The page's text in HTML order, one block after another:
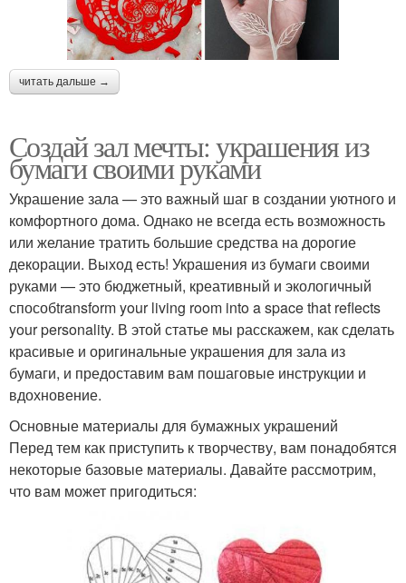
читать дальше →
Создай зал мечты: украшения из
бумаги своими руками
Украшение зала — это важный шаг в создании уютного и
комфортного дома. Однако не всегда есть возможность
или желание тратить большие средства на дорогие
декорации. Выход есть! Украшения из бумаги своими
руками — это бюджетный, креативный и экологичный
способtransform your living room into a space that reflects
your personality. В этой статье мы расскажем, как сделать
красивые и оригинальные украшения для зала из
бумаги, и предоставим вам пошаговые инструкции и
вдохновение.
Основные материалы для бумажных украшений
Перед тем как приступить к творчеству, вам понадобятся
некоторые базовые материалы. Давайте рассмотрим,
что вам может пригодиться: